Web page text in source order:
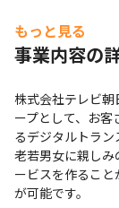
もっと見る
事業内容の
株式会社テレビ
ープとして、お
るデジタルトラン
老若男女に親し
ービスを作るこ
が可能です。